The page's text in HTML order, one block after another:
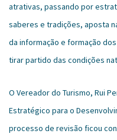
atrativas, passando por
saberes e tradições, aposta
da informação e formação
tirar partido das condições
O Vereador do Turismo, Rui
Estratégico para o
processo de revisão ficou